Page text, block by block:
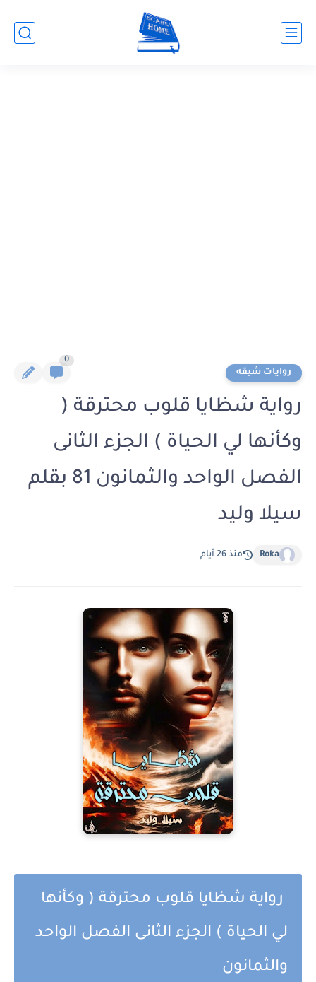
روايات شيقه
0
رواية شظايا قلوب محترقة (
وكأنها لي الحياة ) الجزء الثانى
الفصل الواحد والثمانون 81 بقلم
سيلا وليد
Roka منذ 26 أيام
رواية شظايا قلوب محترقة ( وكأنها
لي الحياة ) الجزء الثانى الفصل الواحد
والثمانون